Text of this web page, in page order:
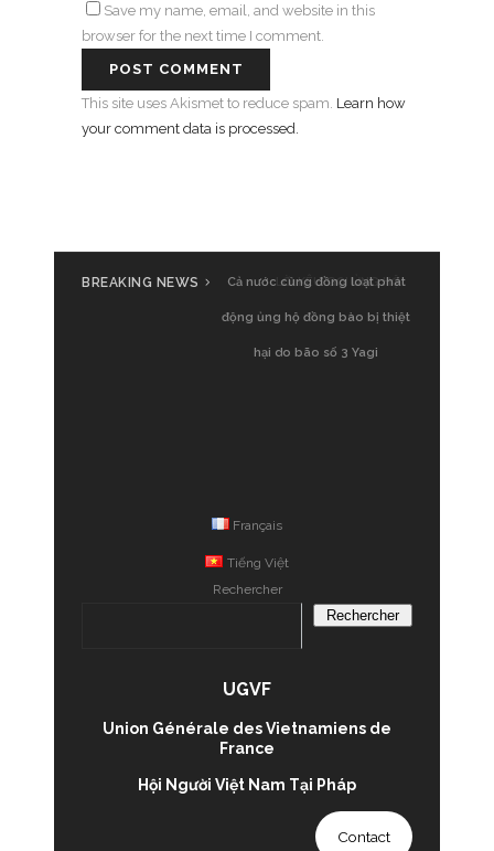
Save my name, email, and website in this
browser for the next time I comment.
This site uses Akismet to reduce spam. Learn how
your comment data is processed.
BREAKING NEWS Cả nước cùng đồng loạt phát
động ủng hộ đồng bào bị thiệt
hại do bão số 3 Yagi
Français
Tiếng Việt
Rechercher
Rechercher
UGVF
Union Générale des Vietnamiens de
France
Hội Người Việt Nam Tại Pháp
Contact